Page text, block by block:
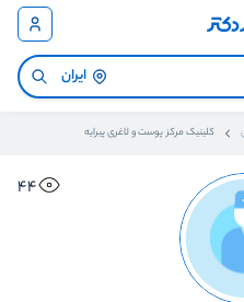
ایران
کلینیک مرکز پوست و لاغری پیرایه
44